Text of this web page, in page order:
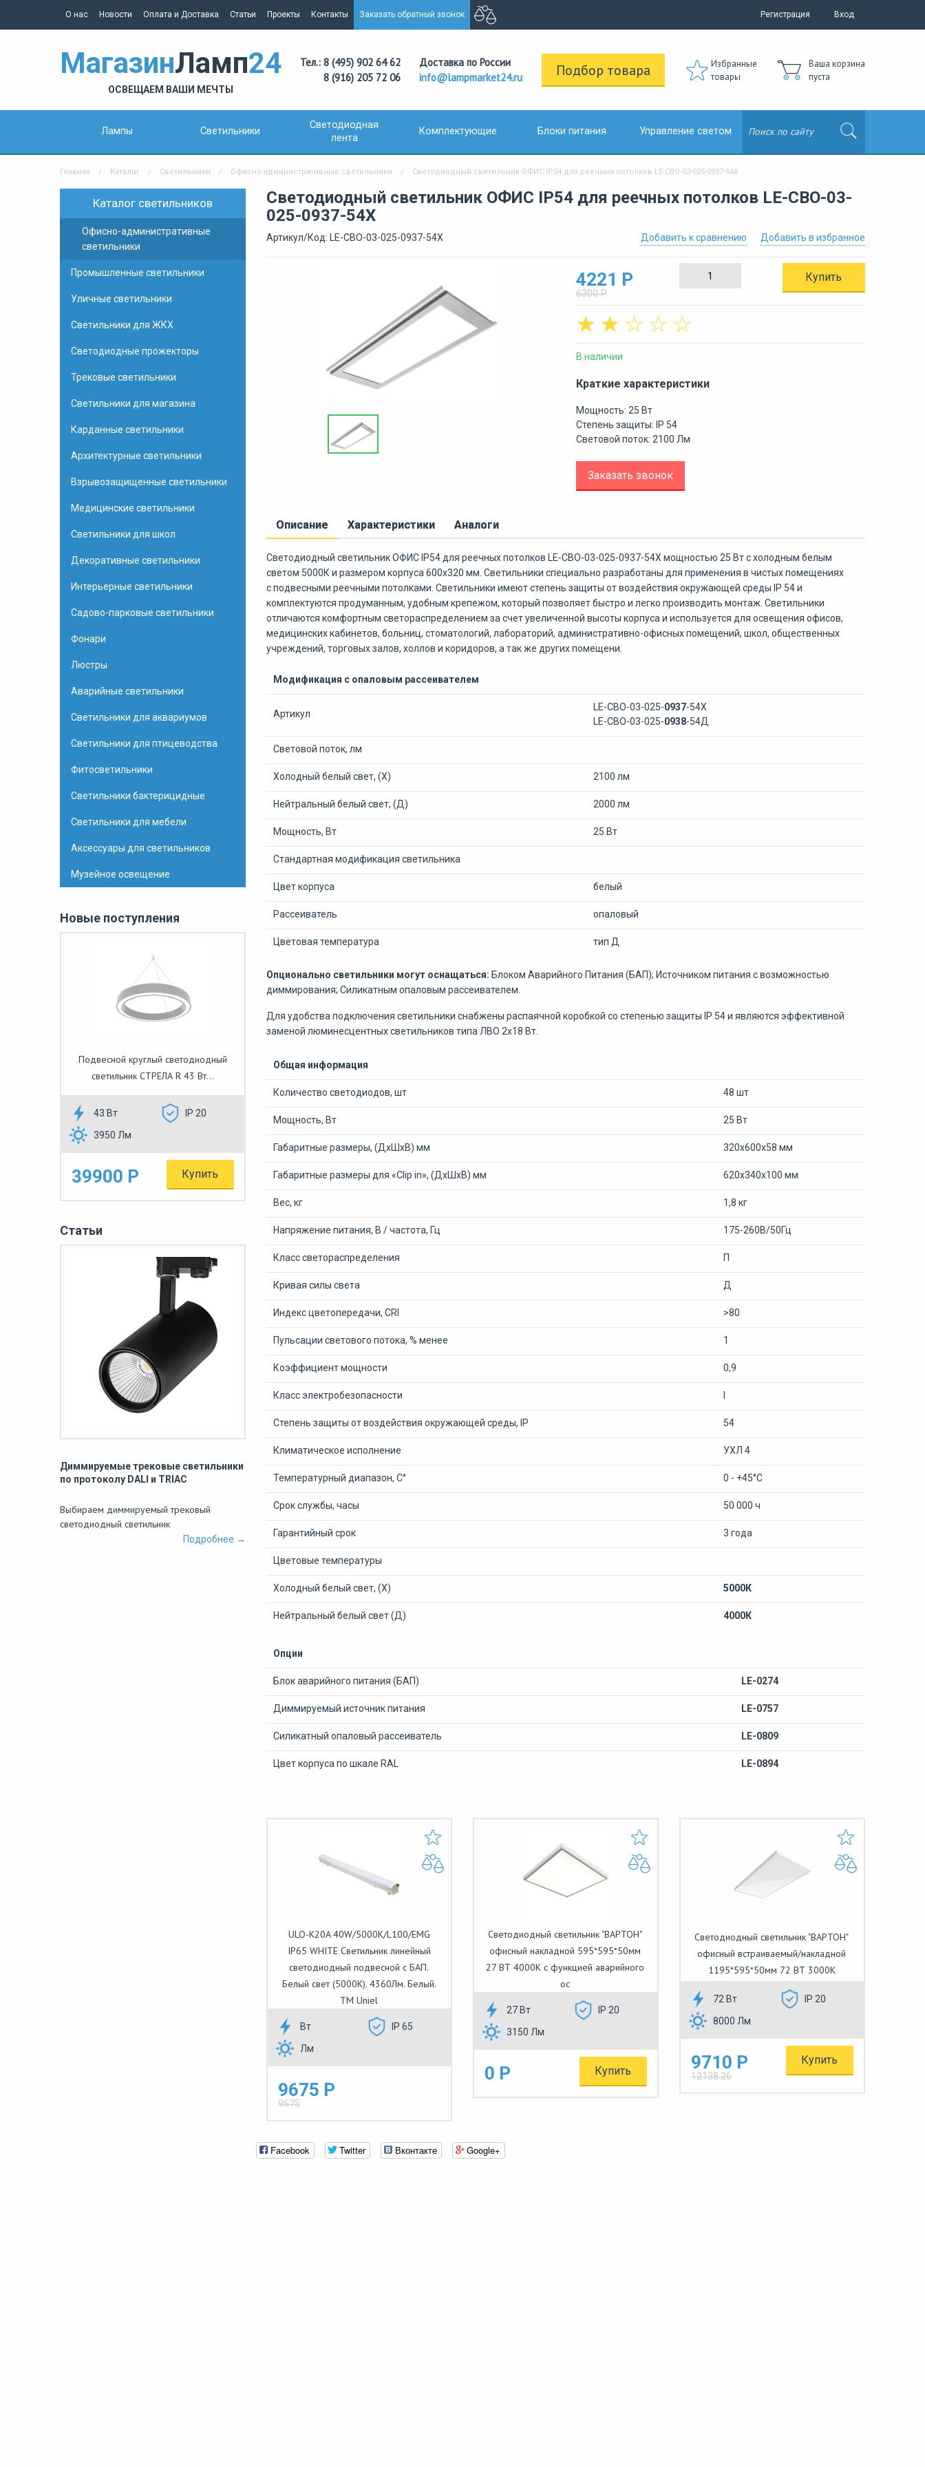
О нас Новости Оплата и Доставка Статьи Проекты Контакты Заказать обратный звонок Регистрация Вход
МагазинЛамп24
ОСВЕЩАЕМ ВАШИ МЕЧТЫ
Тел.: 8 (495) 902 64 62
8 (916) 205 72 06
Доставка по России
info@lampmarket24.ru
Подбор товара
Избранные
товары
Ваша корзина
пуста
Лампы Светильники
Светодиодная
лента
Комплектующие Блоки питания Управление светом
Главная Каталог Светильники Офисно-административные светильники Светодиодный светильник ОФИС IP54 для реечных потолков LE-СВО-03-025-0937-54Х
Каталог светильников
Офисно-административные
светильники
Промышленные светильники
Уличные светильники
Светильники для ЖКХ
Светодиодные прожекторы
Трековые светильники
Светильники для магазина
Карданные светильники
Архитектурные светильники
Взрывозащищенные светильники
Медицинские светильники
Светильники для школ
Декоративные светильники
Интерьерные светильники
Садово-парковые светильники
Фонари
Люстры
Аварийные светильники
Светильники для аквариумов
Светильники для птицеводства
Фитосветильники
Светильники бактерицидные
Светильники для мебели
Аксессуары для светильников
Музейное освещение
Новые поступления
Подвесной круглый светодиодный
светильник СТРЕЛА R 43 Вт...
43 Вт
IP 20
3950 Лм
39900 Р Купить
Статьи
Диммируемые трековые светильники
по протоколу DALI и TRIAC
Выбираем диммируемый трековый
светодиодный светильник
Подробнее →
Светодиодный светильник ОФИС IP54 для реечных потолков LE-СВО-03-
025-0937-54Х
Артикул/Код: LE-СВО-03-025-0937-54Х Добавить в избранное
Добавить к сравнению
4221 Р
6300 Р
Купить
☆
☆
☆
☆
☆
В наличии
Краткие характеристики
Мощность: 25 Вт
Степень защиты: IP 54
Световой поток: 2100 Лм
Заказать звонок
Описание Характеристики Аналоги
Светодиодный светильник ОФИС IP54 для реечных потолков LE-СВО-03-025-0937-54Х мощностью 25 Вт с холодным белым
светом 5000К и размером корпуса 600х320 мм. Светильники специально разработаны для применения в чистых помещениях
c подвесными реечными потолками. Светильники имеют степень защиты от воздействия окружающей среды IP 54 и
комплектуются продуманным, удобным крепежом, который позволяет быстро и легко производить монтаж. Светильники
отличаются комфортным светораспределением за счет увеличенной высоты корпуса и используется для освещения офисов,
медицинских кабинетов, больниц, стоматологий, лабораторий, административно-офисных помещений, школ, общественных
учреждений, торговых залов, холлов и коридоров, а так же других помещени.
Модификация с опаловым рассеивателем
Артикул
LE-СВО-03-025-0937-54Х
LE-СВО-03-025-0938-54Д
Световой поток, лм
Холодный белый свет, (Х) 2100 лм
Нейтральный белый свет, (Д) 2000 лм
Мощность, Вт 25 Вт
Стандартная модификация светильника
Цвет корпуса белый
Рассеиватель опаловый
Цветовая температура тип Д
Опционально светильники могут оснащаться: Блоком Аварийного Питания (БАП); Источником питания с возможностью
диммирования; Силикатным опаловым рассеивателем.
Для удобства подключения светильники снабжены распаячной коробкой со степенью защиты IP 54 и являются эффективной
заменой люминесцентных светильников типа ЛВО 2х18 Вт.
Общая информация
Количество светодиодов, шт 48 шт
Мощность, Вт 25 Вт
Габаритные размеры, (ДхШхВ) мм 320х600х58 мм
Габаритные размеры для «Clip in», (ДхШхВ) мм 620х340х100 мм
Вес, кг 1,8 кг
Напряжение питания, В / частота, Гц 175-260В/50Гц
Класс светораспределения П
Кривая силы света Д
Индекс цветопередачи, CRI >80
Пульсации светового потока, % менее 1
Коэффициент мощности 0,9
Класс электробезопасности
Степень защиты от воздействия окружающей среды, IP 54
Климатическое исполнение УХЛ 4
Температурный диапазон, С° 0 - +45°С
Срок службы, часы 50 000 ч
Гарантийный срок 3 года
Цветовые температуры
Холодный белый свет, (Х) 5000К
Нейтральный белый свет (Д) 4000К
Опции
Блок аварийного питания (БАП) LE-0274
Диммируемый источник питания LE-0757
Силикатный опаловый рассеиватель LE-0809
Цвет корпуса по шкале RAL LE-0894
ULO-K20A 40W/5000K/L100/EMG
IP65 WHITE Светильник линейный
светодиодный подвесной с БАП.
Белый свет (5000К). 4360Лм. Белый.
TM Uniel
Вт
IP 65
Лм
9675 Р
9675
Светодиодный светильник "ВАРТОН"
офисный накладной 595*595*50мм
27 ВТ 4000К с функцией аварийного
ос
27 Вт
IP 20
3150 Лм
0 Р Купить
Светодиодный светильник "ВАРТОН"
офисный встраиваемый/накладной
1195*595*50мм 72 ВТ 3000К
72 Вт
IP 20
8000 Лм
9710 Р
12138.26
Купить
Facebook Twitter Вконтакте Google+